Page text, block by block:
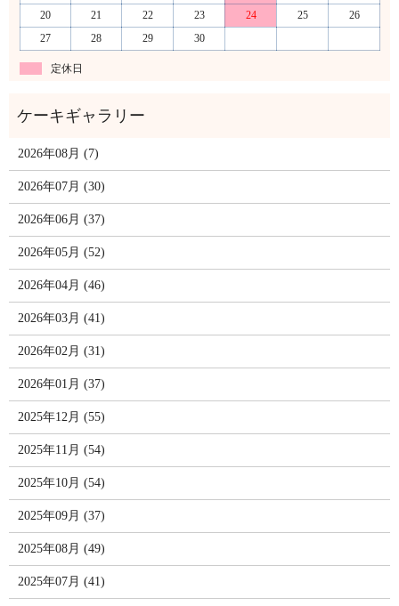
20
21 22 23 24 25
26
27
28 29 30
定休日
2026年08月 (7)
2026年07月 (30)
2026年06月 (37)
2026年05月 (52)
2026年04月 (46)
2026年03月 (41)
2026年02月 (31)
2026年01月 (37)
2025年12月 (55)
2025年11月 (54)
2025年10月 (54)
2025年09月 (37)
2025年08月 (49)
2025年07月 (41)